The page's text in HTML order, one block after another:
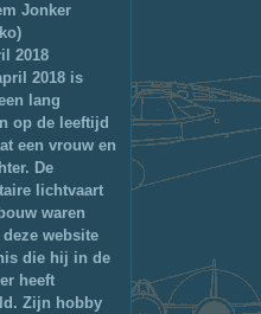
Jonker
2018
2018 is
lang
op de leeftijd
een vrouw en
De
lichtvaart
waren
website
die hij in de
heeft
Zijn hobby